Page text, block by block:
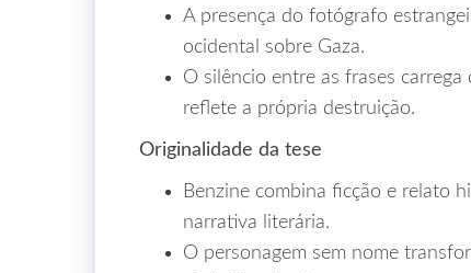
A presença do fotógrafo
ocidental sobre Gaza.
O silêncio entre as frases
reflete a própria destruição.
Originalidade da tese
Benzine combina ficção e relato
narrativa literária.
O personagem sem nome